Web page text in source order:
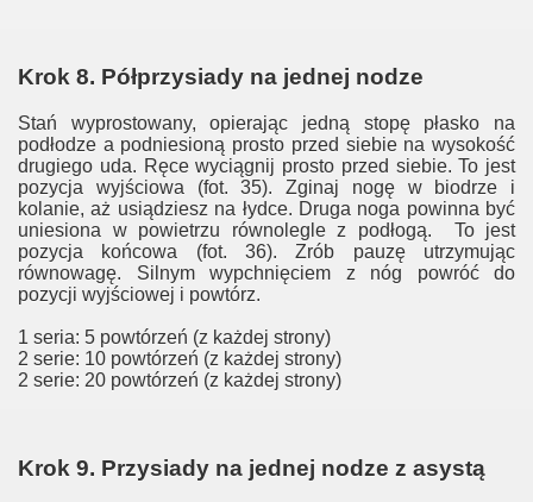
Krok 8. Półprzysiady na jednej nodze
Stań wyprostowany, opierając jedną stopę płasko na
podłodze a podniesioną prosto przed siebie na wysokość
drugiego uda. Ręce wyciągnij prosto przed siebie. To jest
pozycja wyjściowa (fot. 35). Zginaj nogę w biodrze i
kolanie, aż usiądziesz na łydce. Druga noga powinna być
uniesiona w powietrzu równolegle z podłogą. To jest
pozycja końcowa (fot. 36). Zrób pauzę utrzymując
równowagę. Silnym wypchnięciem z nóg powróć do
pozycji wyjściowej i powtórz.
1 seria: 5 powtórzeń (z każdej strony)
2 serie: 10 powtórzeń (z każdej strony)
2 serie: 20 powtórzeń (z każdej strony)
Krok 9. Przysiady na jednej nodze z asystą